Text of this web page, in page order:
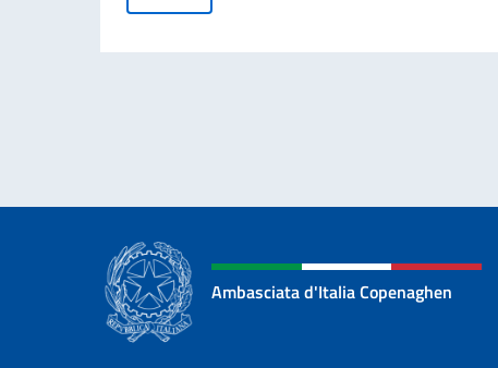
Ambasciata d'Italia Copenaghen